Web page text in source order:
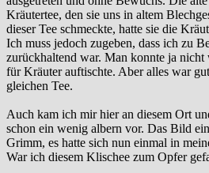
Kräutertee, den sie uns in altem
dieser Tee schmeckte, hatte sie die
Ich muss jedoch zugeben, dass ich zu
zurückhaltend war. Man konnte ja nicht
für Kräuter auftischte. Aber alles war
gleichen Tee.
Auch kam ich mir hier an diesem Ort
schon ein wenig albern vor. Das Bild
Grimm, es hatte sich nun einmal in
War ich diesem Klischee zum Opfer